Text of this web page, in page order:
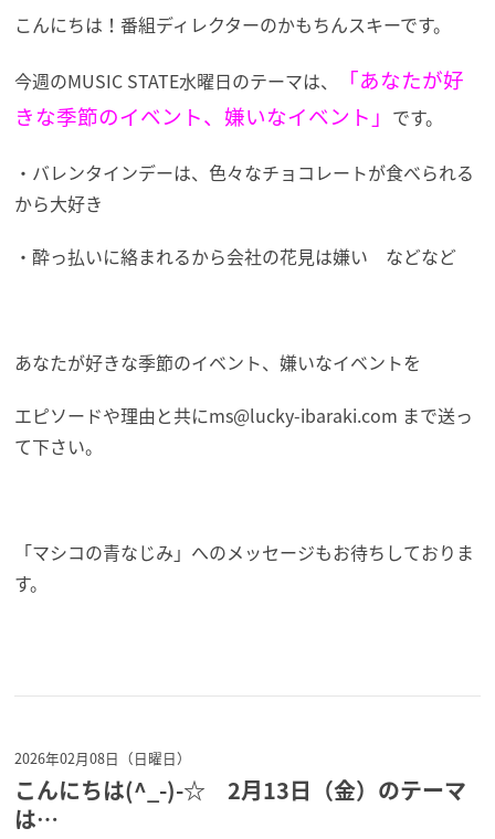
こんにちは！番組ディレクターのかもちんスキーです。
今週のMUSIC STATE水曜日のテーマは、
「あなたが好
きな季節のイベント、嫌いなイベント」 です。
・バレンタインデーは、色々なチョコレートが食べられる
から大好き
・酔っ払いに絡まれるから会社の花見は嫌い などなど
あなたが好きな季節のイベント、嫌いなイベントを
エピソードや理由と共にms@lucky-ibaraki.com まで送っ
て下さい。
「マシコの青なじみ」へのメッセージもお待ちしておりま
す。
2026年02月08日（日曜日）
こんにちは(^_-)-☆ 2月13日（金）のテーマ
は…